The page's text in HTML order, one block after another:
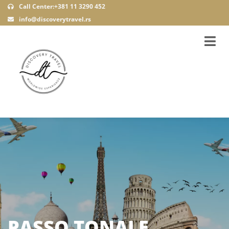
Call Center:+381 11 3290 452
info@discoverytravel.rs